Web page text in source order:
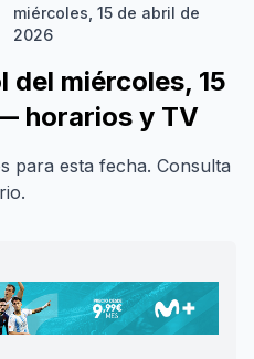
miércoles, 15 de abril de
2026
miércoles, 15
horarios y TV
para esta fecha. Consulta